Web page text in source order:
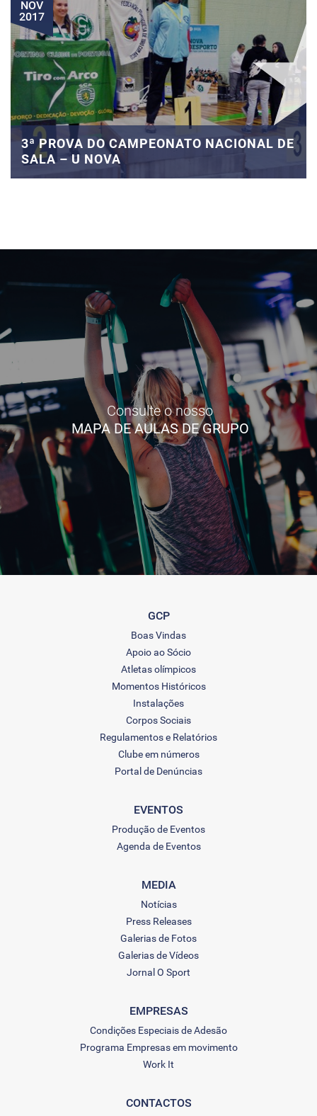
NOV
2017
3ª PROVA DO CAMPEONATO NACIONAL DE
SALA – U NOVA
Consulte o nosso
MAPA DE AULAS DE GRUPO
GCP
Boas Vindas
Apoio ao Sócio
Atletas olímpicos
Momentos Históricos
Instalações
Corpos Sociais
Regulamentos e Relatórios
Clube em números
Portal de Denúncias
EVENTOS
Produção de Eventos
Agenda de Eventos
MEDIA
Notícias
Press Releases
Galerias de Fotos
Galerias de Vídeos
Jornal O Sport
EMPRESAS
Condições Especiais de Adesão
Programa Empresas em movimento
Work It
CONTACTOS